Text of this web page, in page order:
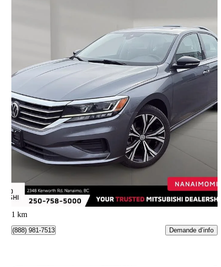
2022 Volkswagen Passat
2.0T Limited Edition FWD84 953 km
Affaire équitable
416 $/mois env.
Nanaimo, BC
1 km
(888) 981-7513 Demande d’info